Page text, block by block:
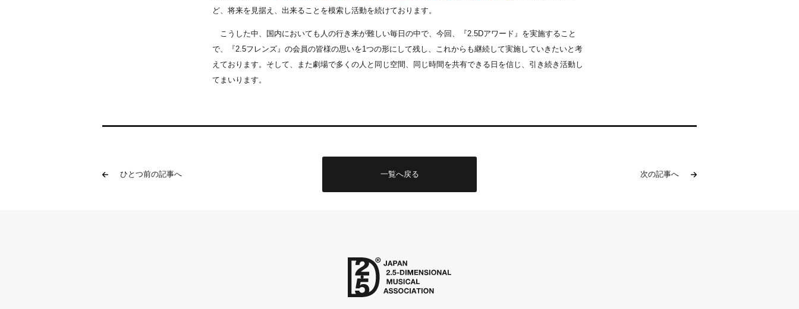
ど、将来を見据え、出来ることを模索し活動を続けております。
こうした中、国内においても人の行き来が難しい毎日の中で、今回、『2.5Dアワード』を実施すること
で、『2.5フレンズ』の会員の皆様の思いを1つの形にして残し、これからも継続して実施していきたいと考
えております。そして、また劇場で多くの人と同じ空間、同じ時間を共有できる日を信じ、引き続き活動し
てまいります。
ひとつ前の記事へ 次の記事へ
一覧へ戻る